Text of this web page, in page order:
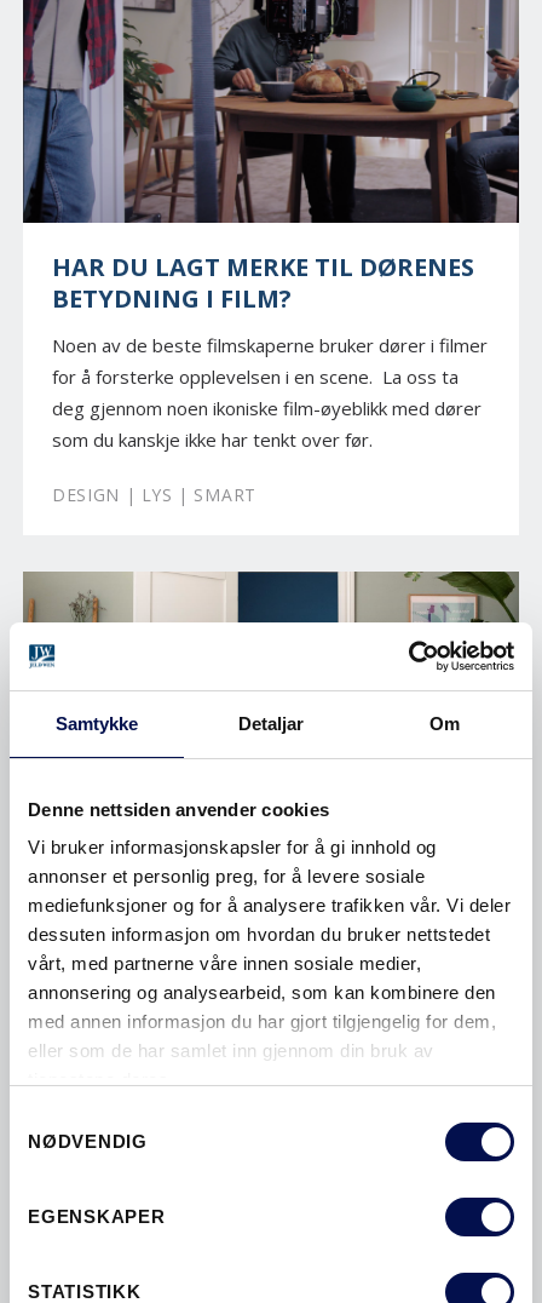
Samtykke Detaljar Om
Denne nettsiden anvender cookies
Vi bruker informasjonskapsler for å gi innhold og
annonser et personlig preg, for å levere sosiale
mediefunksjoner og for å analysere trafikken vår. Vi deler
dessuten informasjon om hvordan du bruker nettstedet
vårt, med partnerne våre innen sosiale medier,
annonsering og analysearbeid, som kan kombinere den
med annen informasjon du har gjort tilgjengelig for dem,
eller som de har samlet inn gjennom din bruk av
Selection
NØDVENDIG
EGENSKAPER
STATISTIKK
HAR DU LAGT MERKE TIL DØRENES
BETYDNING I FILM?
Noen av de beste filmskaperne bruker dører i filmer
for å forsterke opplevelsen i en scene. La oss ta
deg gjennom noen ikoniske film-øyeblikk med dører
som du kanskje ikke har tenkt over før.
DESIGN | LYS | SMART
ER DET IKKE PÅ TIDE Å GI DØRENE
DEN OPPMERKSOMHETEN DE
FORTJENER?
Dører. De får sjelden mye oppmerksomhet. Men nå
er det på tide at dørene får ta plass og synes.